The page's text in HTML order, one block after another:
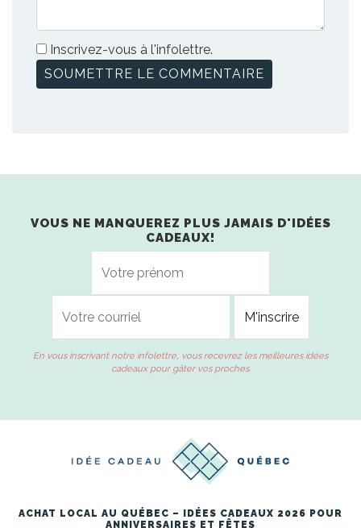
Inscrivez-vous à l'infolettre.
VOUS NE MANQUEREZ PLUS JAMAIS D'IDÉES
CADEAUX!
En vous inscrivant notre infolettre, vous recevrez les meilleures idées
cadeaux pour gâter vos proches.
ACHAT LOCAL AU QUÉBEC – IDÉES CADEAUX 2026 POUR
ANNIVERSAIRES ET FÊTES